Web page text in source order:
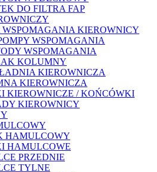
DO FILTRA FAP
WSPOMAGANIA KIEROWNICY
WSPOMAGANIA
WSPOMAGANIA
KOLUMNY
KIEROWNICZA
KIEROWNICZA
KIEROWNICZE / KOŃCÓWKI
KIEROWNICY
HAMULCOWY
HAMULCOWE
PRZEDNIE
TYLNE